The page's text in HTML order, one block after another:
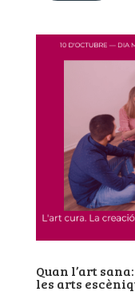
Quan l’art
les arts